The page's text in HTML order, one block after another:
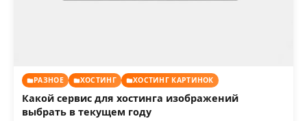
РАЗНОЕ ХОСТИНГ ХОСТИНГ КАРТИНОК
Какой сервис для хостинга изображений
выбрать в текущем году